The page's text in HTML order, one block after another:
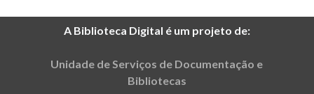
A Biblioteca Digital é um projeto de:
Unidade de Serviços de Documentação e
Bibliotecas